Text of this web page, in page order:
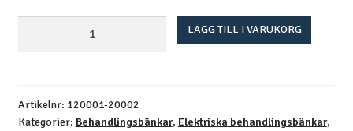
mängd
LÄGG TILL I VARUKORG
Artikelnr: 120001-20002
Kategorier: Behandlingsbänkar, Elektriska behandlingsbänkar,